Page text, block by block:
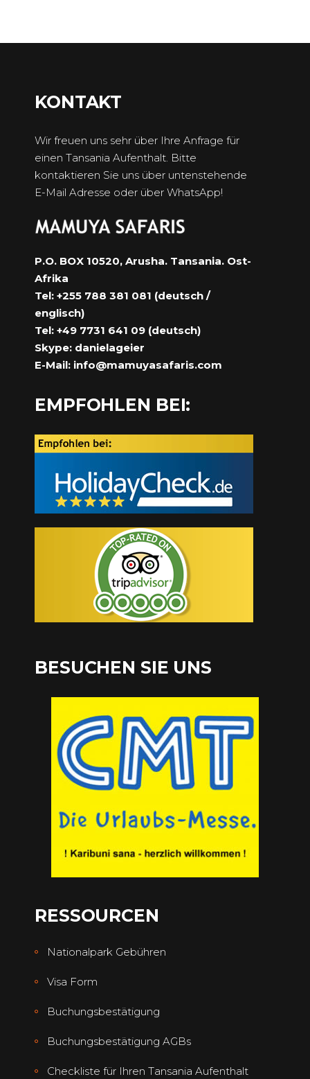
KONTAKT
Wir freuen uns sehr über Ihre Anfrage für
einen Tansania Aufenthalt. Bitte
kontaktieren Sie uns über untenstehende
E-Mail Adresse oder über WhatsApp!
P.O. BOX 10520, Arusha. Tansania. Ost-
Afrika
Tel: +255 788 381 081 (deutsch /
englisch)
Tel: +49 7731 641 09 (deutsch)
Skype: danielageier
E-Mail: info@mamuyasafaris.com
EMPFOHLEN BEI:
BESUCHEN SIE UNS
RESSOURCEN
Nationalpark Gebühren
Visa Form
Buchungsbestätigung
Buchungsbestätigung AGBs
Checkliste für Ihren Tansania Aufenthalt